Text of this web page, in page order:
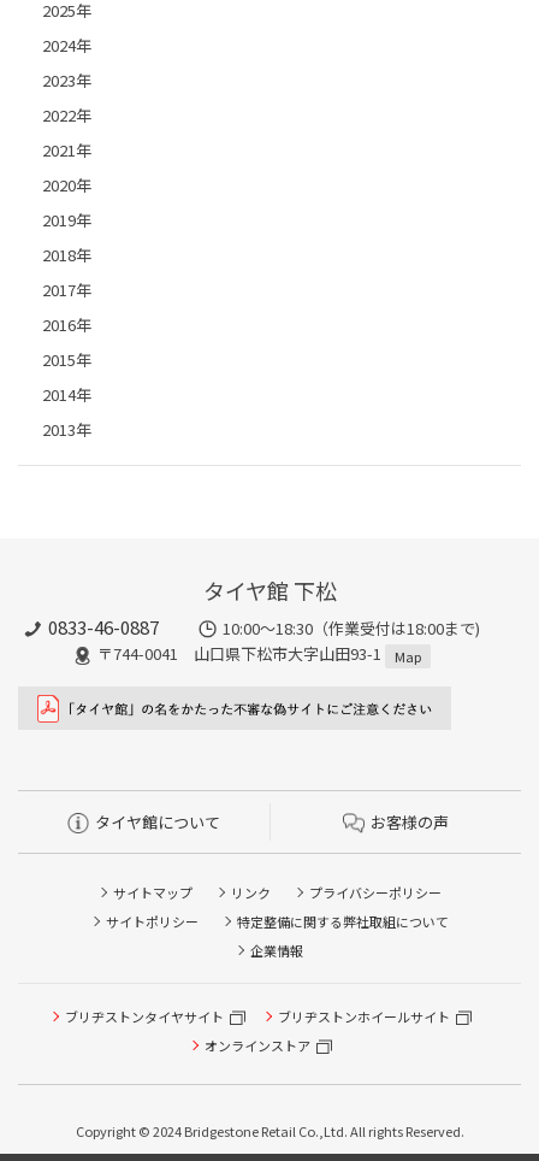
2025年
2024年
2023年
2022年
2021年
2020年
2019年
2018年
2017年
2016年
2015年
2014年
2013年
タイヤ館 下松
0833-46-0887
10:00～18:30（作業受付は18:00まで)
〒744-0041 山口県下松市大字山田93-1
Map
タイヤ館について お客様の声
サイトマップ リンク
プライバシーポリシー
サイトポリシー
特定整備に関する弊社取組について
企業情報
ブリヂストンタイヤサイト
ブリヂストンホイールサイト
オンラインストア
Copyright © 2024 Bridgestone Retail Co.,Ltd. All rights Reserved.
ピット作業の予約
クローク契約会員専用タイヤ履き替え※タイヤ履き替えを
方はご利用いただけません